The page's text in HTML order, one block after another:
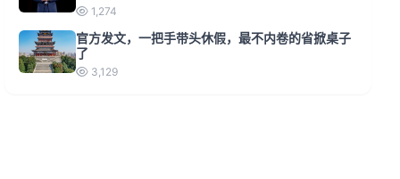
1,274
官方发文，一把手带头休假，最不内卷的省掀桌子
了
3,129